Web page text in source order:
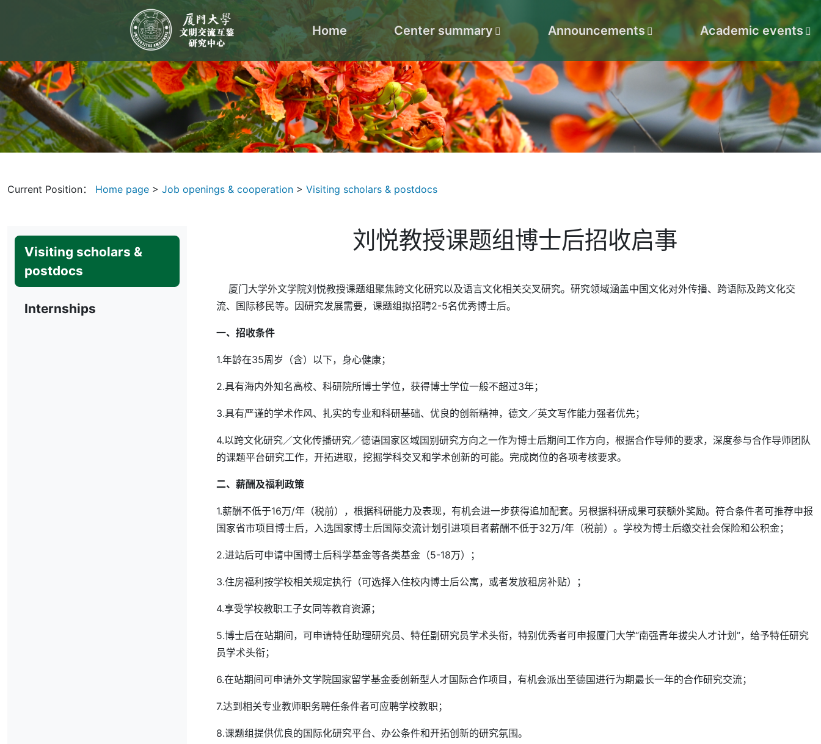
Home Center summary Announcements Academic events
Current Position： Home page > Job openings & cooperation > Visiting scholars & postdocs
Visiting scholars &
postdocs
Internships
刘悦教授课题组博士后招收启事
厦门大学外文学院刘悦教授课题组聚焦跨文化研究以及语言文化相关交叉研究。研究领域涵盖中国文化对外传播、跨语际及跨文化交
流、国际移民等。因研究发展需要，课题组拟招聘2-5名优秀博士后。
一、招收条件
1.年龄在35周岁（含）以下，身心健康；
2.具有海内外知名高校、科研院所博士学位，获得博士学位一般不超过3年；
3.具有严谨的学术作风、扎实的专业和科研基础、优良的创新精神，德文／英文写作能力强者优先；
4.以跨文化研究／文化传播研究／德语国家区域国别研究方向之一作为博士后期间工作方向，根据合作导师的要求，深度参与合作导师团队
的课题平台研究工作，开拓进取，挖掘学科交叉和学术创新的可能。完成岗位的各项考核要求。
二、薪酬及福利政策
1.薪酬不低于16万/年（税前），根据科研能力及表现，有机会进一步获得追加配套。另根据科研成果可获额外奖励。符合条件者可推荐申报
国家省市项目博士后，入选国家博士后国际交流计划引进项目者薪酬不低于32万/年（税前）。学校为博士后缴交社会保险和公积金；
2.进站后可申请中国博士后科学基金等各类基金（5-18万）；
3.住房福利按学校相关规定执行（可选择入住校内博士后公寓，或者发放租房补贴）；
4.享受学校教职工子女同等教育资源；
5.博士后在站期间，可申请特任助理研究员、特任副研究员学术头衔，特别优秀者可申报厦门大学“南强青年拔尖人才计划”，给予特任研究
员学术头衔；
6.在站期间可申请外文学院国家留学基金委创新型人才国际合作项目，有机会派出至德国进行为期最长一年的合作研究交流；
7.达到相关专业教师职务聘任条件者可应聘学校教职；
8.课题组提供优良的国际化研究平台、办公条件和开拓创新的研究氛围。